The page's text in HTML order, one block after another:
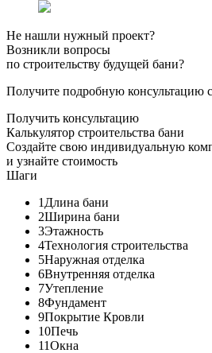
Не нашли нужный проект?
Возникли вопросы
по строительству будущей бани?
Получите подробную консультацию
Получить консультацию
Калькулятор строительства бани
Создайте свою индивидуальную
и узнайте стоимость
Шаги
1 Длина бани
2Ширина бани
3Этажность
4Технология строительства
5Наружная отделка
6Внутренняя отделка
7Утепление
8Фундамент
9Покрытие Кровли
10Печь
11Окна